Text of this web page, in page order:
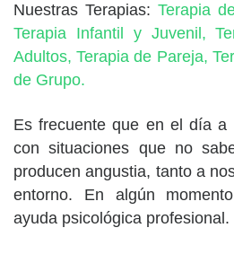
Nuestras Terapias: Terapia
Terapia Infantil y Juvenil,
Adultos,Terapia de Pareja,
de Grupo.
Es frecuente que en el día a
con situaciones que no
producen angustia, tanto a
entorno. En algún
ayuda psicológica profesional.